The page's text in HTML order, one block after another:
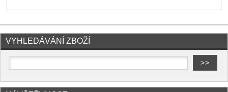
VYHLEDÁVÁNÍ ZBOŽÍ